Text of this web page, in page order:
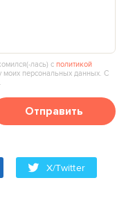
сполитикой
моих персональных данных. С
Отправить
X/Twitter